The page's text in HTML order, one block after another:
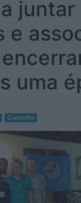
juntar
e
uma
Concelho